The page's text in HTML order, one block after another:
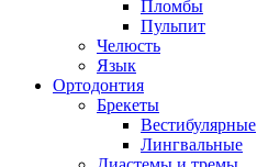
Пломбы
Пульпит
Челюсть
Язык
Ортодонтия
Брекеты
Вестибулярные
Лингвальные